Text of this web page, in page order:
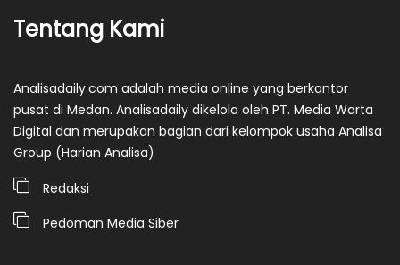
Tentang Kami
Analisadaily.com adalah media online yang berkantor
pusat di Medan. Analisadaily dikelola oleh PT. Media Warta
Digital dan merupakan bagian dari kelompok usaha Analisa
Group (Harian Analisa)
Redaksi
Pedoman Media Siber